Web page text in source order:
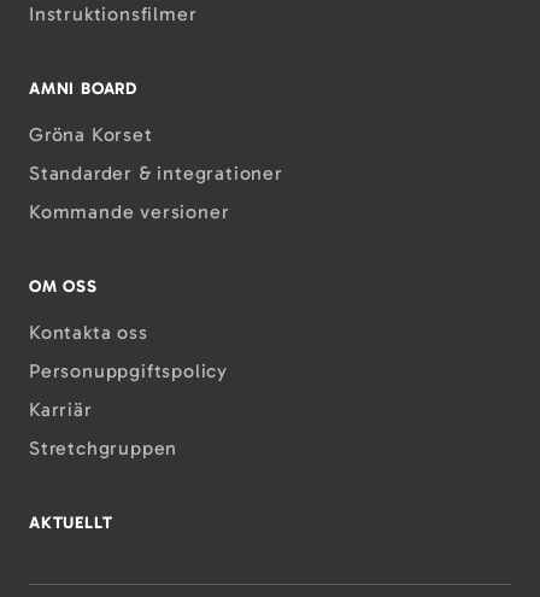
Instruktions­filmer
AMNI BOARD
Gröna Korset
Standarder & integrationer
Kommande versioner
OM OSS
Kontakta oss
Personuppgiftspolicy
Karriär
Stretchgruppen
AKTUELLT